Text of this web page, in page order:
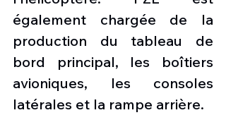
également chargée de la
production du tableau de
bord principal, les boîtiers
avioniques, les consoles
latérales et la rampe arrière.